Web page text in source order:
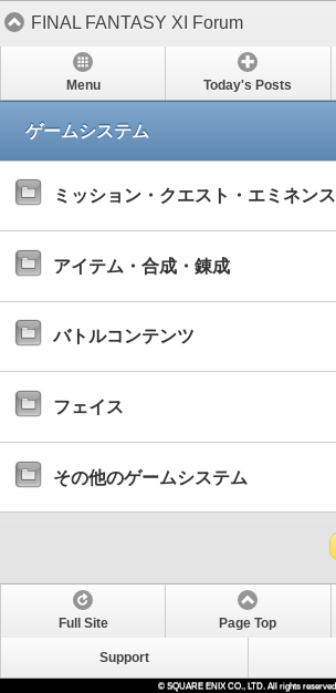
FINAL FANTASY XI Forum
Menu Today's Posts
ゲームシステム
ミッション・クエスト・エミネン
アイテム・合成・錬成
バトルコンテンツ
フェイス
その他のゲームシステム
Full Site Page Top
Support
© SQUARE ENIX CO., LTD. All rights reserved.